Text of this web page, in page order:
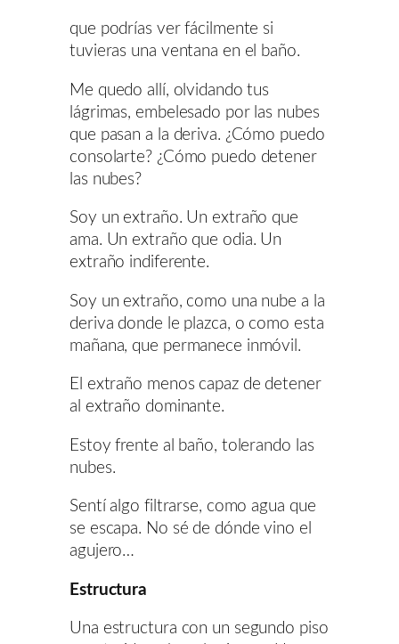
que podrías ver fácilmente si
tuvieras una ventana en el baño.
Me quedo allí, olvidando tus
lágrimas, embelesado por las nubes
que pasan a la deriva. ¿Cómo puedo
consolarte? ¿Cómo puedo detener
las nubes?
Soy un extraño. Un extraño que
ama. Un extraño que odia. Un
extraño indiferente.
Soy un extraño, como una nube a la
deriva donde le plazca, o como esta
mañana, que permanece inmóvil.
El extraño menos capaz de detener
al extraño dominante.
Estoy frente al baño, tolerando las
nubes.
Sentí algo filtrarse, como agua que
se escapa. No sé de dónde vino el
agujero…
Estructura
Una estructura con un segundo piso